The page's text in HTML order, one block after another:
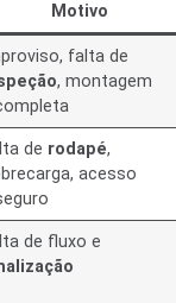
Motivo
falta de
, montagem
de rodapé,
acesso
de fluxo e